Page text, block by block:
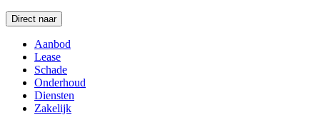
Direct naar
Aanbod
Lease
Schade
Onderhoud
Diensten
Zakelijk